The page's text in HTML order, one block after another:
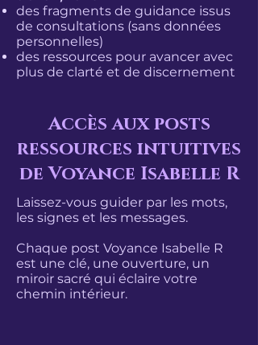
des fragments de guidance issus
de consultations (sans données
personnelles)
des ressources pour avancer avec
plus de clarté et de discernement
Accès aux posts
ressources intuitives
de Voyance Isabelle R
Laissez-vous guider par les mots,
les signes et les messages.
Chaque post Voyance Isabelle R
est une clé, une ouverture, un
miroir sacré qui éclaire votre
chemin intérieur.